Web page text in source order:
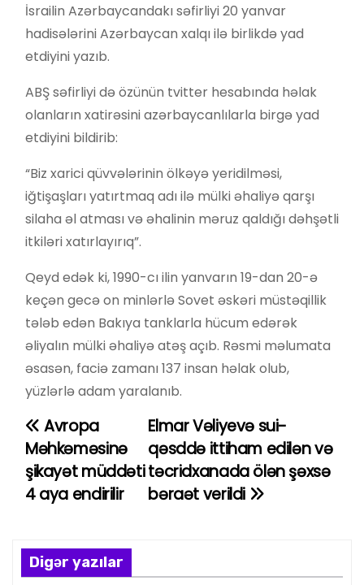
İsrailin Azərbaycandakı səfirliyi 20 yanvar
hadisələrini Azərbaycan xalqı ilə birlikdə yad
etdiyini yazıb.
ABŞ səfirliyi də özünün tvitter hesabında həlak
olanların xatirəsini azərbaycanlılarla birgə yad
etdiyini bildirib:
“Biz xarici qüvvələrinin ölkəyə yeridilməsi,
iğtişaşları yatırtmaq adı ilə mülki əhaliyə qarşı
silaha əl atması və əhalinin məruz qaldığı dəhşətli
itkiləri xatırlayırıq”.
Qeyd edək ki, 1990-cı ilin yanvarın 19-dan 20-ə
keçən gecə on minlərlə Sovet əskəri müstəqillik
tələb edən Bakıya tanklarla hücum edərək
əliyalın mülki əhaliyə atəş açıb. Rəsmi məlumata
əsasən, faciə zamanı 137 insan həlak olub,
yüzlərlə adam yaralanıb.
Y
a
z
n
Elmar Vəliyevə sui-
qəsddə ittiham edilən və
təcridxanada ölən şəxsə
bəraət verildi
Avropa
Məhkəməsinə
şikayət müddəti
4 aya endirilir
Digər yazılar